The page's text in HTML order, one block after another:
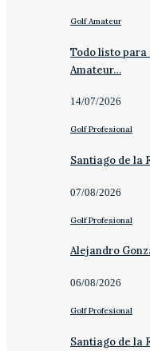
Golf Amateur
Todo listo
Amateur…
14/07/2026
Golf Profesional
Santiago de la
07/08/2026
Golf Profesional
Alejandro
06/08/2026
Golf Profesional
Santiago de la